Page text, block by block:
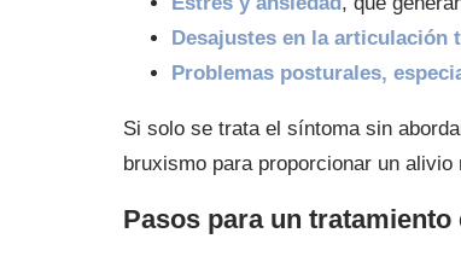
Desajustes en la articulación
Problemas posturales,
Si solo se trata el síntoma sin
bruxismo para proporcionar un alivio
Pasos para un